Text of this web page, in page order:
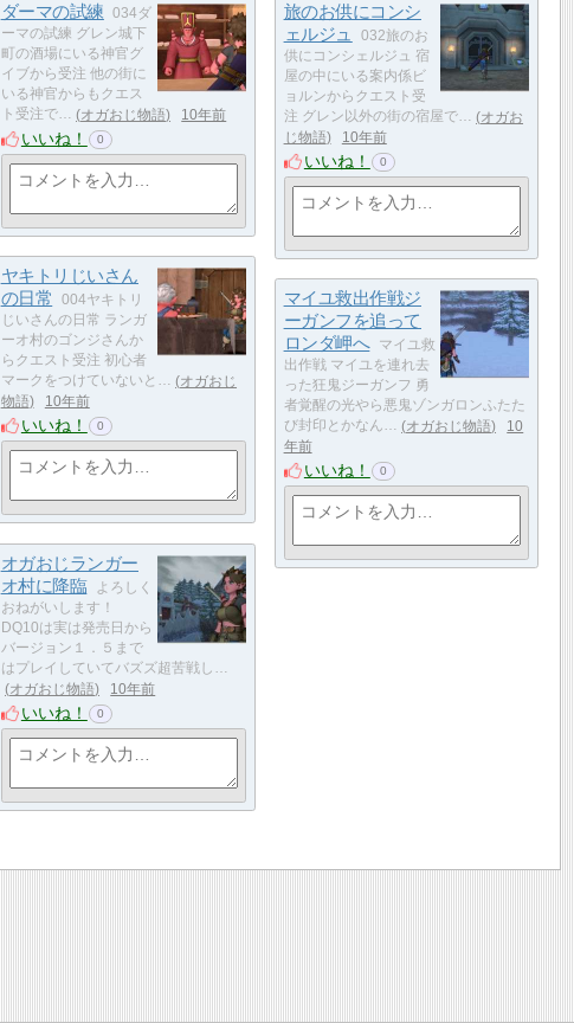
ダーマの試練
034ダ
ーマの試練 グレン城下
町の酒場にいる神官グ
イブから受注 他の街に
いる神官からもクエス
ト受注で…
オガおじ物語 10年前
いいね！ 0
旅のお供にコンシ
ェルジュ
032旅のお
供にコンシェルジュ 宿
屋の中にいる案内係ビ
ョルンからクエスト受
注 グレン以外の街の宿屋で…
オガお
じ物語
10年前
いいね！ 0
ヤキトリじいさん
の日常
004ヤキトリ
じいさんの日常 ランガ
ーオ村のゴンジさんか
らクエスト受注 初心者
マークをつけていないと…
オガおじ
物語
10年前
いいね！ 0
マイユ救出作戦ジ
ーガンフを追って
ロンダ岬へ
マイユ救
出作戦 マイユを連れ去
った狂鬼ジーガンフ 勇
者覚醒の光やら悪鬼ゾンガロンふたた
び封印とかなん…
オガおじ物語
10
年前
いいね！ 0
オガおじランガー
オ村に降臨
よろしく
おねがいします！
DQ10は実は発売日から
バージョン１．５まで
はプレイしていてバズズ超苦戦し…
オガおじ物語
10年前
いいね！ 0